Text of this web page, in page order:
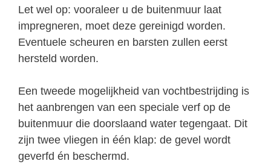
Let wel op: vooraleer u de buitenmuur laat
impregneren, moet deze gereinigd worden.
Eventuele scheuren en barsten zullen eerst
hersteld worden.
Een tweede mogelijkheid van vochtbestrijding is
het aanbrengen van een speciale verf op de
buitenmuur die doorslaand water tegengaat. Dit
zijn twee vliegen in één klap: de gevel wordt
geverfd én beschermd.